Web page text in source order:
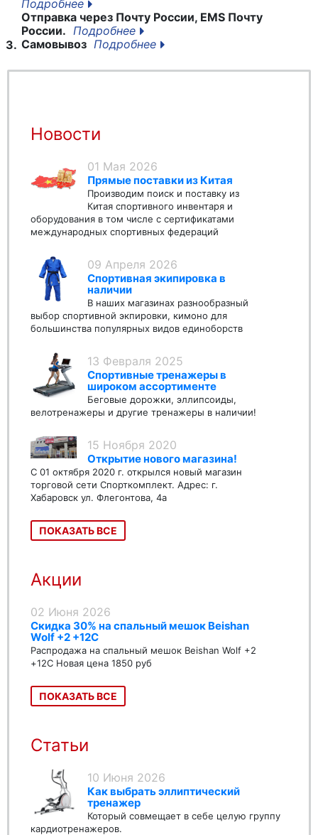
Подробнее
Отправка через Почту России, EMS Почту
России. Подробнее
3. Самовывоз Подробнее
Новости
01 Мая 2026
Прямые поставки из Китая
Производим поиск и поставку из
Китая спортивного инвентаря и
оборудования в том числе с сертификатами
международных спортивных федераций
09 Апреля 2026
Спортивная экипировка в
наличии
В наших магазинах разнообразный
выбор спортивной экпировки, кимоно для
большинства популярных видов единоборств
13 Февраля 2025
Спортивные тренажеры в
широком ассортименте
Беговые дорожки, эллипсоиды,
велотренажеры и другие тренажеры в наличии!
15 Ноября 2020
Открытие нового магазина!
С 01 октября 2020 г. открылся новый магазин
торговой сети Спорткомплект. Адрес: г.
Хабаровск ул. Флегонтова, 4а
ПОКАЗАТЬ ВСЕ
Акции
02 Июня 2026
Скидка 30% на спальный мешок Beishan
Wolf +2 +12C
Распродажа на спальный мешок Beishan Wolf +2
+12C Новая цена 1850 руб
ПОКАЗАТЬ ВСЕ
Статьи
10 Июня 2026
Как выбрать эллиптический
тренажер
Который совмещает в себе целую группу
кардиотренажеров.